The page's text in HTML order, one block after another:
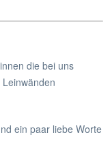
die bei uns
ein paar liebe Worte